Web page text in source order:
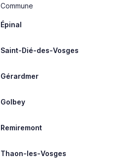
Commune
Épinal
Saint-Dié-des-Vosges
Gérardmer
Golbey
Remiremont
Thaon-les-Vosges